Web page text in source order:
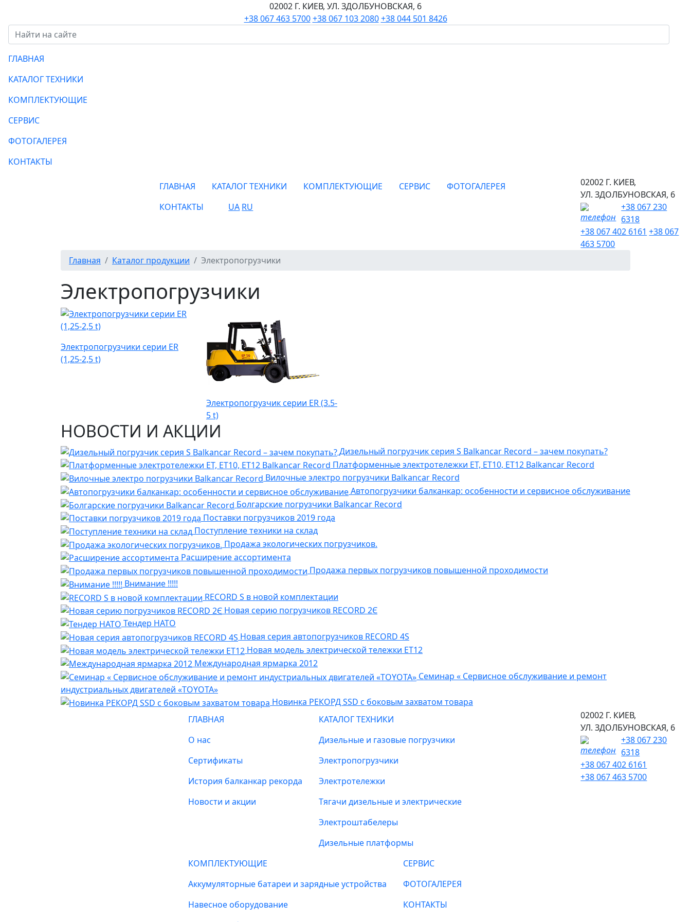
02002 Г. КИЕВ, УЛ. ЗДОЛБУНОВСКАЯ, 6
+38 067 463 5700 +38 067 103 2080 +38 044 501 8426
ГЛАВНАЯ
КАТАЛОГ ТЕХНИКИ
КОМПЛЕКТУЮЩИЕ
СЕРВИС
ФОТОГАЛЕРЕЯ
КОНТАКТЫ
ГЛАВНАЯ КАТАЛОГ ТЕХНИКИ КОМПЛЕКТУЮЩИЕ СЕРВИС
ФОТОГАЛЕРЕЯ
КОНТАКТЫ
UA RU
02002 Г. КИЕВ,
УЛ. ЗДОЛБУНОВСКАЯ, 6
+38 067 230
6318
+38 067 402 6161 +38 067
463 5700
Главная
Каталог продукции Электропогрузчики
Электропогрузчики
Электропогрузчики серии ER
(1,25-2,5 t)
Электропогрузчик серии ER (3.5-
5 t)
НОВОСТИ И АКЦИИ
Дизельный погрузчик серия S Balkancar Record – зачем покупать?
Платформенные электротележки ЕТ, ET10, ET12 Balkancar Record
Вилочные электро погрузчики Balkancar Record
Автопогрузчики балканкар: особенности и сервисное обслуживание
Болгарские погрузчики Balkancar Record
Поставки погрузчиков 2019 года
Поступление техники на склад
Продажа экологических погрузчиков.
Расширение ассортимента
Продажа первых погрузчиков повышенной проходимости
Внимание !!!!!
RECORD S в новой комплектации
Новая серию погрузчиков RECORD 2Є
Тендер НАТО
Новая серия автопогрузчиков RECORD 4S
Новая модель электрической тележки ET12
Международная ярмарка 2012
Семинар « Сервисное обслуживание и ремонт
индустриальных двигателей «TOYOTA»
Новинка РЕКОРД SSD с боковым захватом товара
ГЛАВНАЯ
О нас
Сертификаты
История балканкар рекорда
Новости и акции
КАТАЛОГ ТЕХНИКИ
Дизельные и газовые погрузчики
Электропогрузчики
Электротележки
Тягачи дизельные и электрические
Электроштабелеры
Дизельные платформы
КОМПЛЕКТУЮЩИЕ
Аккумуляторные батареи и зарядные устройства
Навесное оборудование
СЕРВИС
ФОТОГАЛЕРЕЯ
КОНТАКТЫ
02002 Г. КИЕВ,
УЛ. ЗДОЛБУНОВСКАЯ, 6
+38 067 230
6318
+38 067 402 6161
+38 067 463 5700